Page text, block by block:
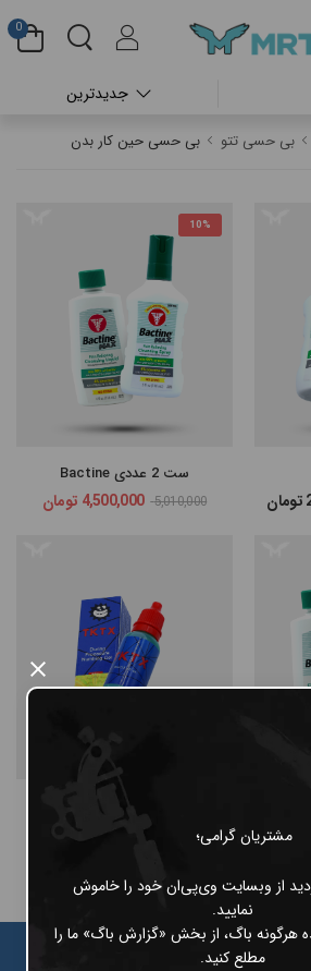
مشتریان گرامی؛
از وبسایت وی‌پی‌ان خود را خاموش
نمایید.
باگ، از بخش «گزارش باگ» ما را
مطلع کنید.
×
0
بی حسی تتو بی حسی حین کار بدن
جدیدترین
تومان
10%
ست 2 عددی Bactine
5,010,000
4,500,000 تومان
تومان
ژل بی حسی TKTX
ناموجود